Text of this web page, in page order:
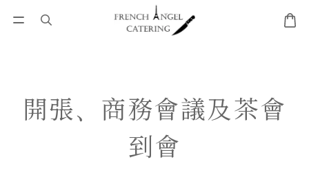
開張、商務會議及茶會
到會